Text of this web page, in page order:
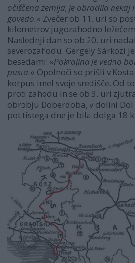
očiščena zemlja, je obrodila nekaj
govedo.« Zvečer ob 11. uri so
kilometrov jugozahodno
Naslednji dan so ob 20. uri
severozahodu. Gergely Sárközi
besedami: »Pokrajina je vedno
pusta.« Opolnoči so prišli v
korpus imel svoje središče. Od
proti zahodu in se ob 3. uri
obrobju Doberdoba, v dolini Dol
pot tistega dne je bila dolga 18